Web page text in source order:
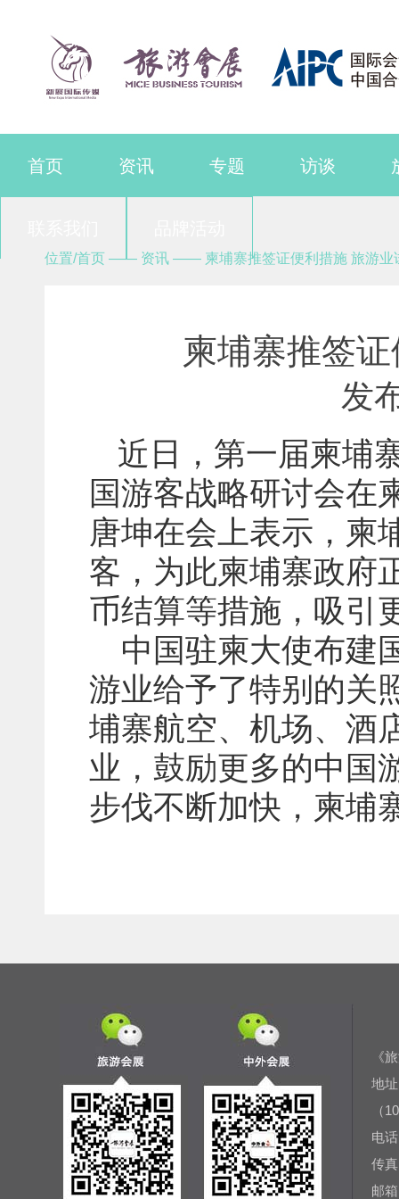
首页 资讯 专题 访谈
位置/首页 —— 资讯 —— 柬埔寨推签证便利措施 旅游业
柬埔寨推签
发布
近日，第一届柬埔
国游客战略研讨会在
唐坤在会上表示，柬
客，为此柬埔寨政府
币结算等措施，吸引
中国驻柬大使布建
游业给予了特别的关
埔寨航空、机场、酒
业，鼓励更多的中国
步伐不断加快，柬埔
《
地
（
电
传
邮